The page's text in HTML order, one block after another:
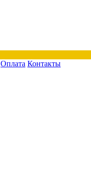
Оплата Контакты